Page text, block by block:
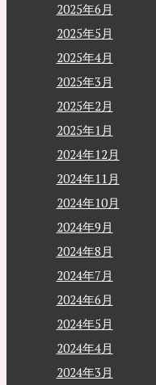
2025年6月
2025年5月
2025年4月
2025年3月
2025年2月
2025年1月
2024年12月
2024年11月
2024年10月
2024年9月
2024年8月
2024年7月
2024年6月
2024年5月
2024年4月
2024年3月